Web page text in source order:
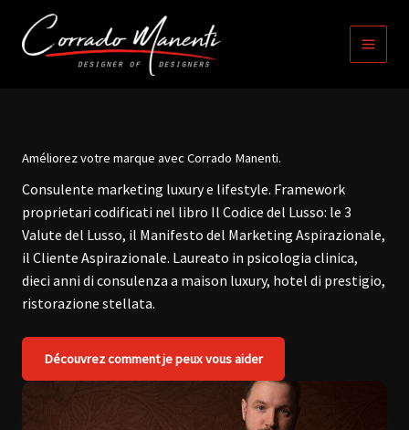
principal
content
Améliorez votre marque avec Corrado Manenti.
Consulente marketing luxury e lifestyle. Framework
proprietari codificati nel libro Il Codice del Lusso: le 3
Valute del Lusso, il Manifesto del Marketing Aspirazionale,
il Cliente Aspirazionale. Laureato in psicologia clinica,
dieci anni di consulenza a maison luxury, hotel di prestigio,
ristorazione stellata.
Découvrez comment je peux vous aider